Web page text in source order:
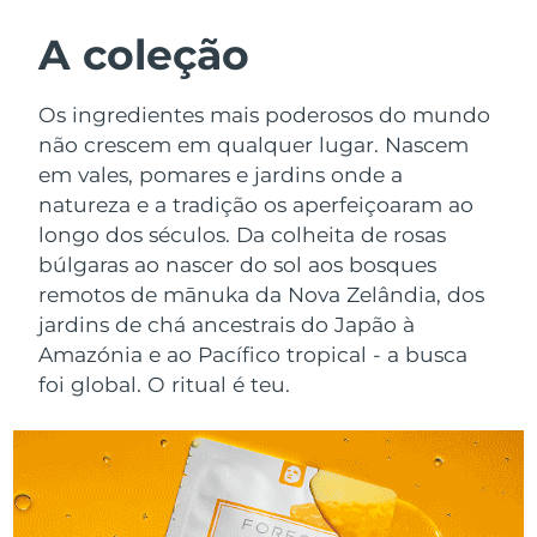
A coleção
Os ingredientes mais poderosos do mundo
não crescem em qualquer lugar. Nascem
em vales, pomares e jardins onde a
natureza e a tradição os aperfeiçoaram ao
longo dos séculos. Da colheita de rosas
búlgaras ao nascer do sol aos bosques
remotos de mānuka da Nova Zelândia, dos
jardins de chá ancestrais do Japão à
Amazónia e ao Pacífico tropical - a busca
foi global. O ritual é teu.
Limpeza facial
LUNA™ 4 kit
Anti-aging massage
LUNA™ 4 Plus
Massage, LED heating
LUNA™ 4 Men
For men, anti-aging massage
Lifting facial
BEAR™ 2 kit
Microcurrent toning
BEAR™ 2 go
Microcurrent toning on-the-go
BEAR™ 2 eyes & lips
Microcurrent line smoothing device
Hidratação
UFO™ 3 kit
Deep facial hydration
UFO™ 3 LED
Near-infrared and red light therapy
device
Cuidado oral
issa™ 4
Hybrid silicone sonic toothbrush
issa™ 4 plus
Smart hybrid silicone sonic toothbrush
TRATAMENTO ANTIENVELHECIMENTO
FAQ™
Antienvelhecimento Tratamentos LED
Áustria
Bélgica Entrega prevista8/8/26
Bermudas Entrega prevista8/14/26
Bósnia e
Herzegovina
Entrega prevista
Brunei Entrega prevista
Bulgária
Canadá Entrega prevista8/12/26
Chile Entrega prevista8/12/26